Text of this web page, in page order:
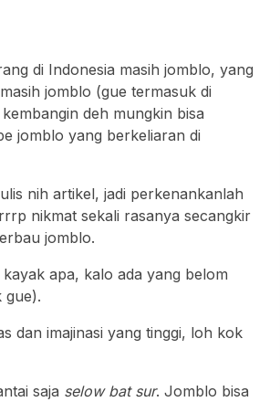
di Indonesia masih jomblo, yang
jomblo (gue termasuk di
deh mungkin bisa
jomblo yang berkeliaran di
nih artikel, jadi perkenankanlah
nikmat sekali rasanya secangkir
jomblo.
apa, kalo ada yang belom
gue).
dan imajinasi yang tinggi, loh kok
saja selow bat sur. Jomblo bisa